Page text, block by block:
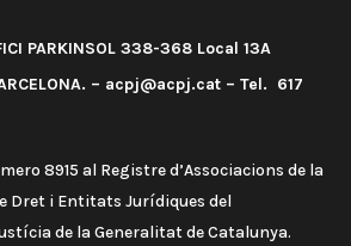
PARKINSOL 338-368 Local 13A
– acpj@acpj.cat – Tel. 617
8915 al Registre d’Associacions de la
Dret i Entitats Jurídiques del
de la Generalitat de Catalunya.